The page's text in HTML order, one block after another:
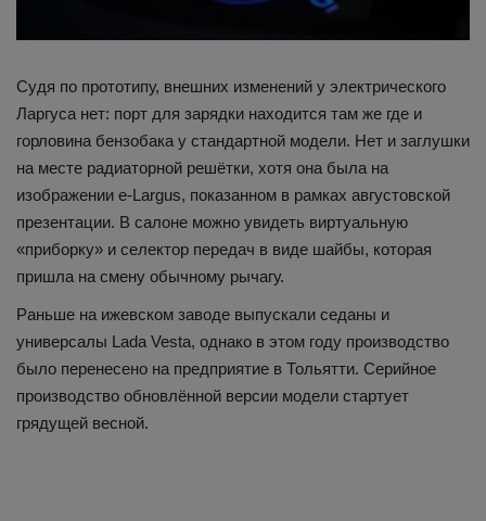
Судя по прототипу, внешних изменений у электрического
Ларгуса нет: порт для зарядки находится там же где и
горловина бензобака у стандартной модели. Нет и заглушки
на месте радиаторной решётки, хотя она была на
изображении e-Largus, показанном в рамках августовской
презентации. В салоне можно увидеть виртуальную
«приборку» и селектор передач в виде шайбы, которая
пришла на смену обычному рычагу.
Раньше на ижевском заводе выпускали седаны и
универсалы Lada Vesta, однако в этом году производство
было перенесено на предприятие в Тольятти. Серийное
производство обновлённой версии модели стартует
грядущей весной.